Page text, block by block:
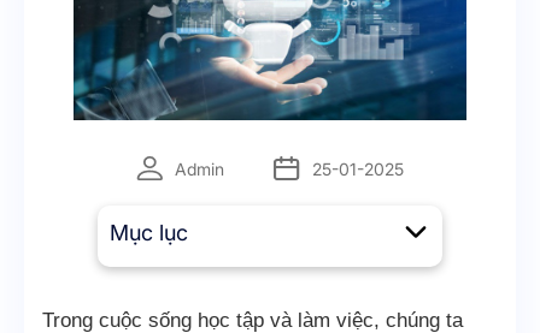
Admin 25-01-2025
Mục lục
Trong cuộc sống học tập và làm việc, chúng ta